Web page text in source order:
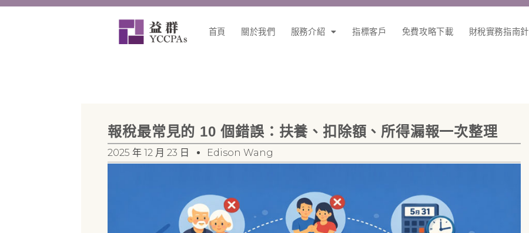
跳
首頁 關於我們 服務介紹 指標客戶 免費攻略下載 財稅實務指南針
報稅最常見的 10 個錯誤：扶養、扣除額、所得漏報一次整理
2025 年 12 月 23 日 Edison Wang